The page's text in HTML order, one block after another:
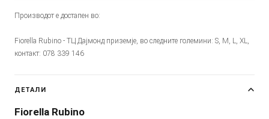
Производот е достапен во:
Fiorella Rubino - ТЦ Дајмонд приземје, во следните големини: S, M, L, XL,
контакт: 078 339 146
ДЕТАЛИ
Fiorella Rubino